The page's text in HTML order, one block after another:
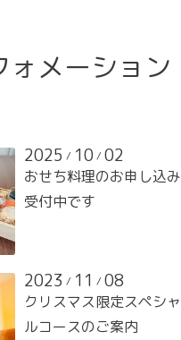
ォメーション
2025 / 10 / 02
おせち料理のお申し込み
受付中です
2023 / 11 / 08
クリスマス限定スペシャ
ルコースのご案内